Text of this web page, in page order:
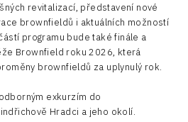
revitalizací, představení nové
brownfieldů i aktuálních možností
programu bude také finále a
Brownfield roku 2026, která
brownfieldů za uplynulý rok.
exkurzím do
Hradci a jeho okolí.